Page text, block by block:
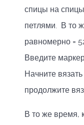
спицы на
петлями. В то
равномерно =
Введите
Начните
продолжите
В то же время,